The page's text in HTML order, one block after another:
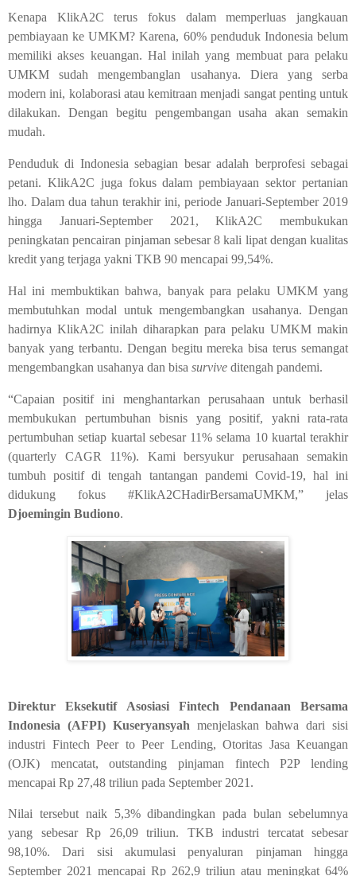
Kenapa KlikA2C terus fokus dalam memperluas jangkauan
pembiayaan ke UMKM? Karena, 60% penduduk Indonesia belum
memiliki akses keuangan. Hal inilah yang membuat para pelaku
UMKM sudah mengembanglan usahanya. Diera yang serba
modern ini, kolaborasi atau kemitraan menjadi sangat penting untuk
dilakukan. Dengan begitu pengembangan usaha akan semakin
mudah.
Penduduk di Indonesia sebagian besar adalah berprofesi sebagai
petani. KlikA2C juga fokus dalam pembiayaan sektor pertanian
lho. Dalam dua tahun terakhir ini, periode Januari-September 2019
hingga Januari-September 2021, KlikA2C membukukan
peningkatan pencairan pinjaman sebesar 8 kali lipat dengan kualitas
kredit yang terjaga yakni TKB 90 mencapai 99,54%.
Hal ini membuktikan bahwa, banyak para pelaku UMKM yang
membutuhkan modal untuk mengembangkan usahanya. Dengan
hadirnya KlikA2C inilah diharapkan para pelaku UMKM makin
banyak yang terbantu. Dengan begitu mereka bisa terus semangat
mengembangkan usahanya dan bisa survive ditengah pandemi.
“Capaian positif ini menghantarkan perusahaan untuk berhasil
membukukan pertumbuhan bisnis yang positif, yakni rata-rata
pertumbuhan setiap kuartal sebesar 11% selama 10 kuartal terakhir
(quarterly CAGR 11%). Kami bersyukur perusahaan semakin
tumbuh positif di tengah tantangan pandemi Covid-19, hal ini
didukung fokus #KlikA2CHadirBersamaUMKM,” jelas
Djoemingin Budiono.
Direktur Eksekutif Asosiasi Fintech Pendanaan Bersama
Indonesia (AFPI) Kuseryansyah menjelaskan bahwa dari sisi
industri Fintech Peer to Peer Lending, Otoritas Jasa Keuangan
(OJK) mencatat, outstanding pinjaman fintech P2P lending
mencapai Rp 27,48 triliun pada September 2021.
Nilai tersebut naik 5,3% dibandingkan pada bulan sebelumnya
yang sebesar Rp 26,09 triliun. TKB industri tercatat sebesar
98,10%. Dari sisi akumulasi penyaluran pinjaman hingga
September 2021 mencapai Rp 262,9 triliun atau meningkat 64%